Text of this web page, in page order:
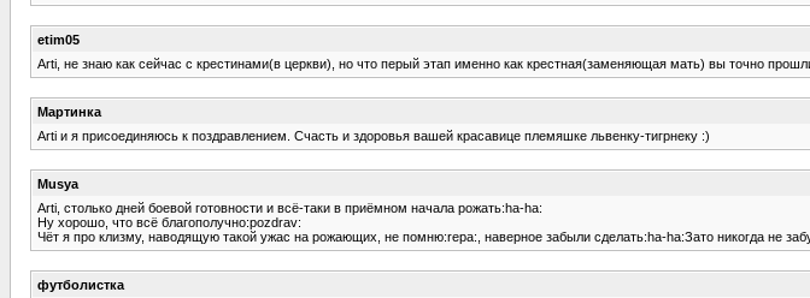
etim05
Arti, не знаю как сейчас с крестинами(в церкви), но что перый этап именно как крестная(заменяющая мать) вы точно
Мартинка
Arti и я присоединяюсь к поздравлением. Счасть и здоровья вашей красавице племяшке львенку-тигрнеку :)
Musya
Arti, столько дней боевой готовности и всё-таки в приёмном начала рожать:ha-ha:
Ну хорошо, что всё благополучно:pozdrav:
Чёт я про клизму, наводящую такой ужас на рожающих, не помню:repa:, наверное забыли сделать:ha-ha:Зато никогда не
футболистка